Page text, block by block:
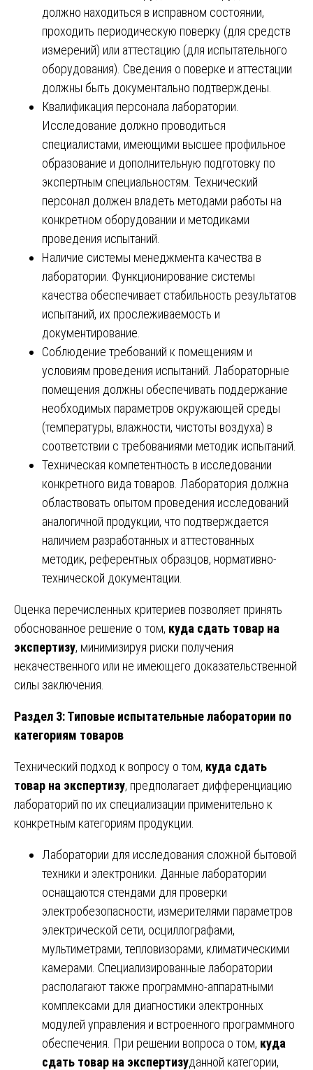
должно находиться в исправном состоянии,
проходить периодическую поверку (для средств
измерений) или аттестацию (для испытательного
оборудования). Сведения о поверке и аттестации
должны быть документально подтверждены.
Квалификация персонала лаборатории.
Исследование должно проводиться
специалистами, имеющими высшее профильное
образование и дополнительную подготовку по
экспертным специальностям. Технический
персонал должен владеть методами работы на
конкретном оборудовании и методиками
проведения испытаний.
Наличие системы менеджмента качества в
лаборатории. Функционирование системы
качества обеспечивает стабильность результатов
испытаний, их прослеживаемость и
документирование.
Соблюдение требований к помещениям и
условиям проведения испытаний. Лабораторные
помещения должны обеспечивать поддержание
необходимых параметров окружающей среды
(температуры, влажности, чистоты воздуха) в
соответствии с требованиями методик испытаний.
Техническая компетентность в исследовании
конкретного вида товаров. Лаборатория должна
областвовать опытом проведения исследований
аналогичной продукции, что подтверждается
наличием разработанных и аттестованных
методик, референтных образцов, нормативно-
технической документации.
Оценка перечисленных критериев позволяет принять
обоснованное решение о том, куда сдать товар на
экспертизу, минимизируя риски получения
некачественного или не имеющего доказательственной
силы заключения.
Раздел 3: Типовые испытательные лаборатории по
категориям товаров
Технический подход к вопросу о том, куда сдать
товар на экспертизу, предполагает дифференциацию
лабораторий по их специализации применительно к
конкретным категориям продукции.
Лаборатории для исследования сложной бытовой
техники и электроники. Данные лаборатории
оснащаются стендами для проверки
электробезопасности, измерителями параметров
электрической сети, осциллографами,
мультиметрами, тепловизорами, климатическими
камерами. Специализированные лаборатории
располагают также программно-аппаратными
комплексами для диагностики электронных
модулей управления и встроенного программного
обеспечения. При решении вопроса о том, куда
сдать товар на экспертизуданной категории,